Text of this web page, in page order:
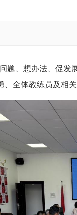
题、想办法、促
全体教练员及相关